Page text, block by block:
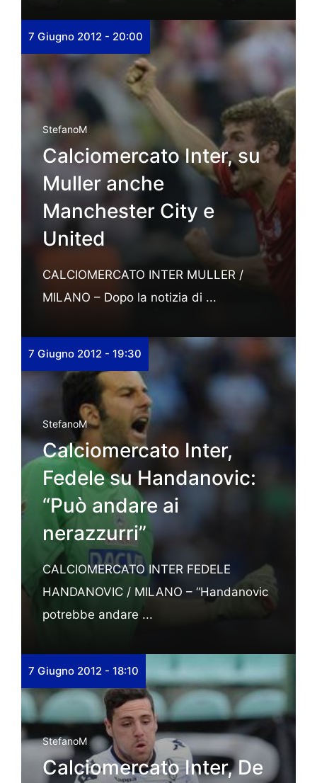
7 Giugno 2012 - 20:00
StefanoM
Calciomercato Inter, su
Muller anche
Manchester City e
United
CALCIOMERCATO INTER MULLER /
MILANO – Dopo la notizia di ...
7 Giugno 2012 - 19:30
StefanoM
Calciomercato Inter,
Fedele su Handanovic:
“Può andare ai
nerazzurri”
CALCIOMERCATO INTER FEDELE
HANDANOVIC / MILANO – “Handanovic
potrebbe andare ...
7 Giugno 2012 - 18:10
StefanoM
Calciomercato Inter, De